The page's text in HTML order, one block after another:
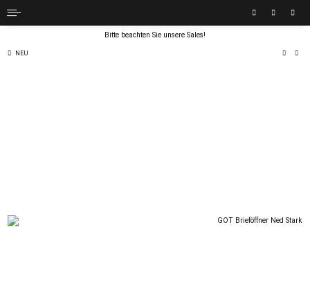
Bitte beachten Sie unsere Sales!
NEU